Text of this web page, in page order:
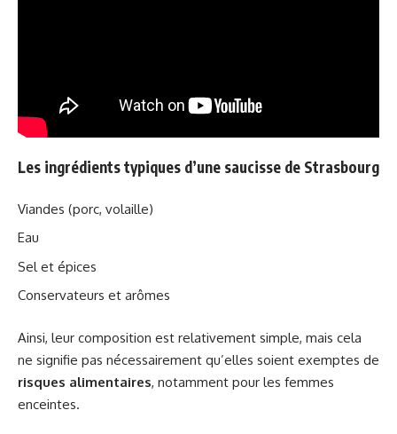
Les ingrédients typiques d’une saucisse de Strasbourg
Viandes (porc, volaille)
Eau
Sel et épices
Conservateurs et arômes
Ainsi, leur composition est relativement simple, mais cela
ne signifie pas nécessairement qu’elles soient exemptes de
risques alimentaires, notamment pour les femmes
enceintes.